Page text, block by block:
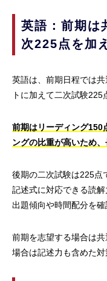
英語：前期は
次225点を加
英語は、前期日程では
トに加えて二次試験225
前期はリーディング150
ングの比重が高いため
後期の二次試験は225点
記述式に対応できる読
出題傾向や時間配分を確
前期を志望する場合は
場合は記述力も含めた対